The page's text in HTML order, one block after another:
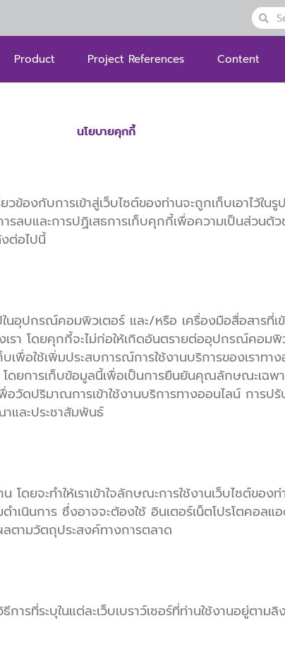
Product Project References Content
นโยบายคุกกี้
ข้องกับการเข้าสู่เว็บไซต์ของท่านจะถูกเก็บเอาไว้ใ
บและการปฏิเสธการเก็บคุกกี้เพื่อความเป็นส่วนตัว
ต่อไปนี้
อุปกรณ์คอมพิวเตอร์ และ/หรือ เครื่องมือสื่อสารที่เ
งเรา โดยคุกกี้จะไม่ก่อให้เกิดอันตรายต่ออุปกรณ์คอ
อใช้เพิ่มประสบการณ์การใช้งานบริการของเราทา
ดยการเก็บข้อมูลนี้เพื่อเป็นการยืนยันคุณลักษณะเฉ
ดปริมาณการเข้าใช้งานบริการทางออนไลน์ การป
และประชาสัมพันธ์
ยจะทำให้เราเข้าใจลักษณะการใช้งานเว็บไซต์ของท่า
เนินการ ซึ่งอาจจะต้องใช้ อินเตอร์เน็ตโปรโตคอล
ตามวัตถุประสงค์ทางการตลาด
การที่ระบุในแต่ละเว็บเบราว์เซอร์ที่ท่านใช้งานอยู่ต